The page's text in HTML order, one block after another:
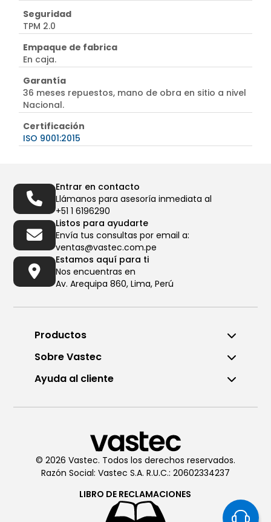
Seguridad
TPM 2.0
Empaque de fabrica
En caja.
Garantía
36 meses repuestos, mano de obra en sitio a nivel
Nacional.
Certificación
ISO 9001:2015
De Lunes a Viernes de 8:00am
a 6:00pm
Chatea conVastec
De Lunes a Viernes de 8:00am
a 6:00pm
Entrar en contacto
Llámanos para asesoría inmediata al
+51 1 6196290
Listos para ayudarte
Envía tus consultas por email a:
ventas@vastec.com.pe
Estamos aquí para ti
Nos encuentras en
Av. Arequipa 860, Lima, Perú
Productos
Sobre Vastec
Ayuda al cliente
© 2026 Vastec. Todos los derechos reservados.
Razón Social: Vastec S.A. R.U.C.: 20602334237
LIBRO DE RECLAMACIONES